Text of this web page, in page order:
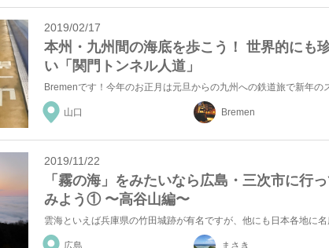
2019/02/17
本州・九州間の海底を歩こう！ 世界的にも
い「関門トンネル人道」
山口 Bremen
2019/11/22
「霧の海」をみたいなら広島・三次市に行
みよう① 〜高谷山編〜
広島 まさき